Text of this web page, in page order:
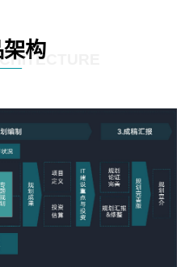
构